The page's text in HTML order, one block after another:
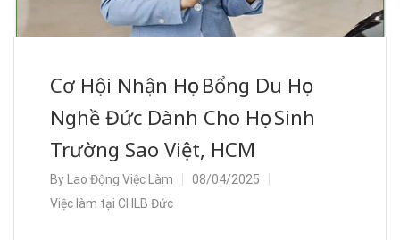
Cơ Hội Nhận Học Bổng Du Học
Nghề Đức Dành Cho Học Sinh
Trường Sao Việt, HCM
By Lao Động Việc Làm
08/04/2025
Việc làm tại CHLB Đức